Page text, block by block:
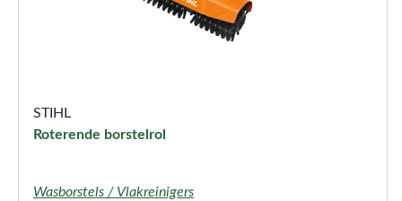
STIHL
Roterende borstelrol
Wasborstels / Vlakreinigers